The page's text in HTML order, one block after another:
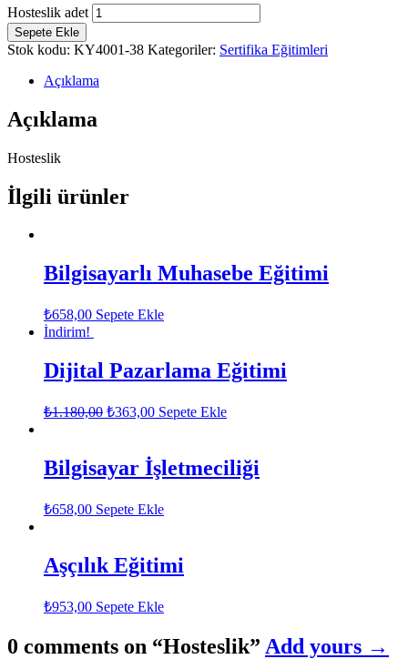
Hosteslik adet
Sepete Ekle
Stok kodu: KY4001-38 Kategoriler: Sertifika Eğitimleri
Açıklama
Açıklama
Hosteslik
İlgili ürünler
Bilgisayarlı Muhasebe Eğitimi
₺658,00 Sepete Ekle
İndirim!
Dijital Pazarlama Eğitimi
₺1.180,00 ₺363,00 Sepete Ekle
Bilgisayar İşletmeciliği
₺658,00 Sepete Ekle
Aşçılık Eğitimi
₺953,00 Sepete Ekle
0 comments on “Hosteslik” Add yours →